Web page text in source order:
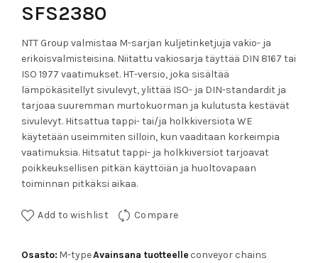
SFS2380
NTT Group valmistaa M-sarjan kuljetinketjuja vakio- ja
erikoisvalmisteisina. Niitattu vakiosarja täyttää DIN 8167 tai
ISO 1977 vaatimukset. HT-versio, joka sisältää
lämpökäsitellyt sivulevyt, ylittää ISO- ja DIN-standardit ja
tarjoaa suuremman murtokuorman ja kulutusta kestävät
sivulevyt. Hitsattua tappi- tai/ja holkkiversiota WE
käytetään useimmiten silloin, kun vaaditaan korkeimpia
vaatimuksia. Hitsatut tappi- ja holkkiversiot tarjoavat
poikkeuksellisen pitkän käyttöiän ja huoltovapaan
toiminnan pitkäksi aikaa.
Add to wishlist Compare
Osasto: M-typeAvainsana tuotteelle conveyor chains